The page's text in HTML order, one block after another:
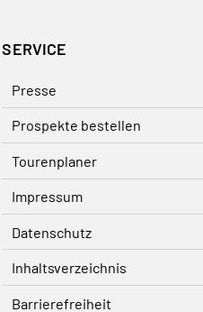
SERVICE
Presse
Prospekte bestellen
Tourenplaner
Impressum
Datenschutz
Inhaltsverzeichnis
Barrierefreiheit